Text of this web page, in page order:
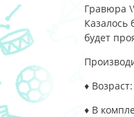
Гравюра
Казалось
будет
♦
♦ В